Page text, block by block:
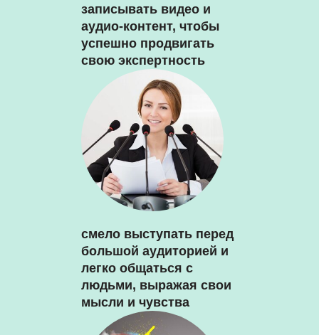
записывать видео и
аудио-контент, чтобы
успешно продвигать
свою экспертность
смело выступать перед
большой аудиторией и
легко общаться с
людьми, выражая свои
мысли и чувства